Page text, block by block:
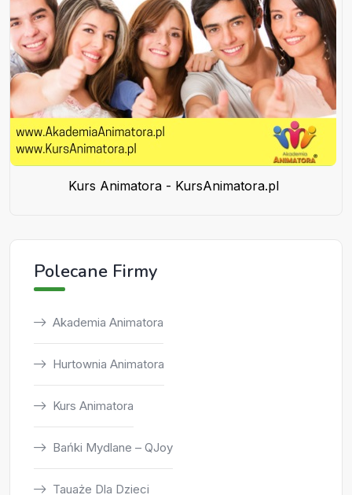
Kurs Animatora - KursAnimatora.pl
Polecane Firmy
Akademia Animatora
Hurtownia Animatora
Kurs Animatora
Bańki Mydlane – QJoy
Tauaże Dla Dzieci